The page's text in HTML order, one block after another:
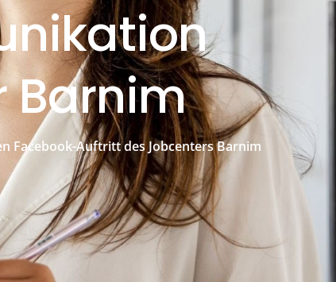
Barnim
Facebook-Auftritt des Jobcenters Barnim